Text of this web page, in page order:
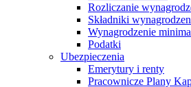
Rozliczanie
Składniki
Wynagrodzenie
Podatki
Ubezpieczenia
Emerytury i renty
Pracownicze Plany